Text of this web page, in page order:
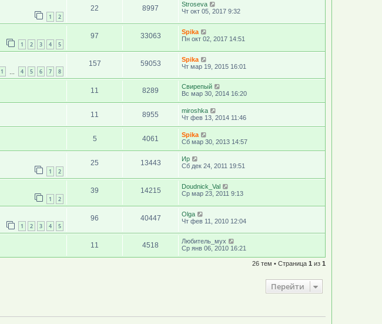
1 2
22 8997
Stroseva
Чт окт 05, 2017 9:32
1 2 3 4 5
97 33063
Spika
Пн окт 02, 2017 14:51
1 4 5 6 7 8
157 59053
Spika
Чт мар 19, 2015 16:01
11 8289
Свирепый
Вс мар 30, 2014 16:20
11 8955
miroshka
Чт фев 13, 2014 11:46
5 4061
Spika
Сб мар 30, 2013 14:57
1 2
25 13443
Ир
Сб дек 24, 2011 19:51
1 2
39 14215
Doudnick_Val
Ср мар 23, 2011 9:13
1 2 3 4 5
96 40447
Olga
Чт фев 11, 2010 12:04
11 4518
Любитель_мух
Ср янв 06, 2010 16:21
26 тем • Страница 1 из 1
Перейти